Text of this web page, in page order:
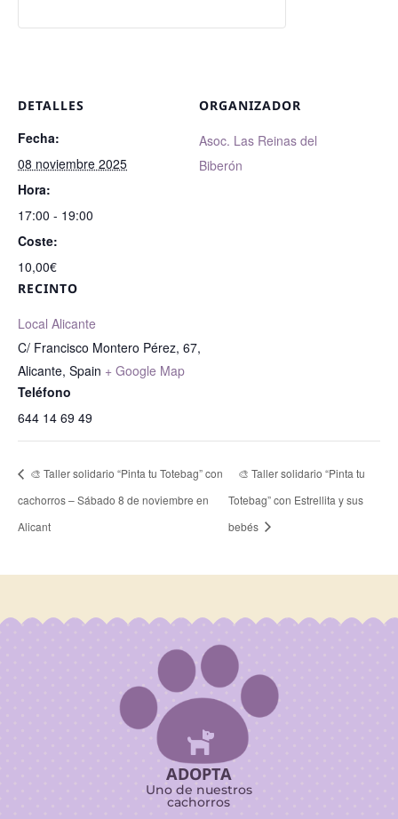
DETALLES
Fecha:
08 noviembre 2025
Hora:
17:00 - 19:00
Coste:
10,00€
RECINTO
Local Alicante
C/ Francisco Montero Pérez, 67,
Alicante, Spain + Google Map
Teléfono
644 14 69 49
ORGANIZADOR
Asoc. Las Reinas del
Biberón
🎨 Taller solidario “Pinta tu Totebag” con
cachorros – Sábado 8 de noviembre en
Alicant
🎨 Taller solidario “Pinta tu
Totebag” con Estrellita y sus
bebés

ADOPTA
Uno de nuestros
cachorros